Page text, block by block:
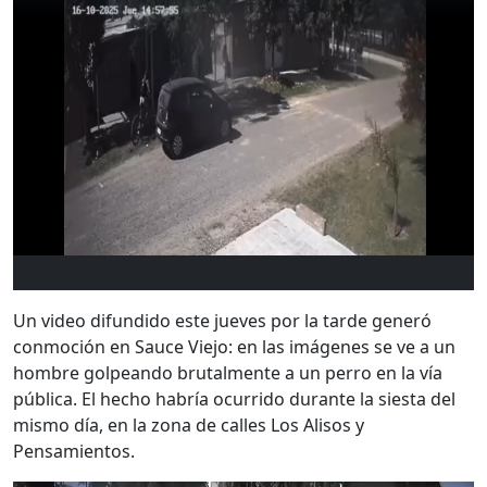
Un video difundido este jueves por la tarde generó
conmoción en Sauce Viejo: en las imágenes se ve a un
hombre golpeando brutalmente a un perro en la vía
pública. El hecho habría ocurrido durante la siesta del
mismo día, en la zona de calles Los Alisos y
Pensamientos.